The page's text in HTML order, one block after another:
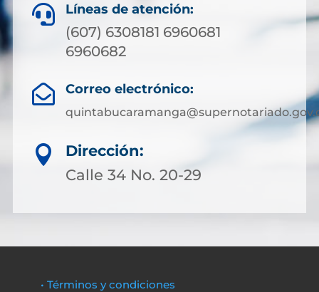
 Líneas de atención:
(607) 6308181 6960681
6960682
 Correo electrónico:

Dirección:
Calle 34 No. 20-29
• Términos y condiciones